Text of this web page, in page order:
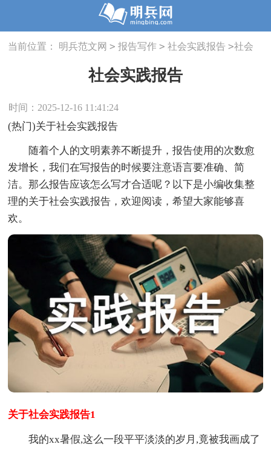
当前位置： 明兵范文网 > 报告写作 > 社会实践报告 >社会
社会实践报告
时间：2025-12-16 11:41:24
(热门)关于社会实践报告
随着个人的文明素养不断提升，报告使用的次数愈
发增长，我们在写报告的时候要注意语言要准确、简
洁。那么报告应该怎么写才合适呢？以下是小编收集整
理的关于社会实践报告，欢迎阅读，希望大家能够喜
欢。
关于社会实践报告1
我的xx暑假,这么一段平平淡淡的岁月,竟被我画成了